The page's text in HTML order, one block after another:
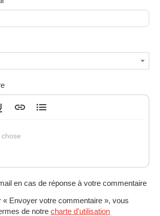
en cas de réponse à votre commentaire
« Envoyer votre commentaire », vous
de notre charte d'utilisation